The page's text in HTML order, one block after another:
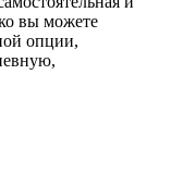
вы можете
опции,